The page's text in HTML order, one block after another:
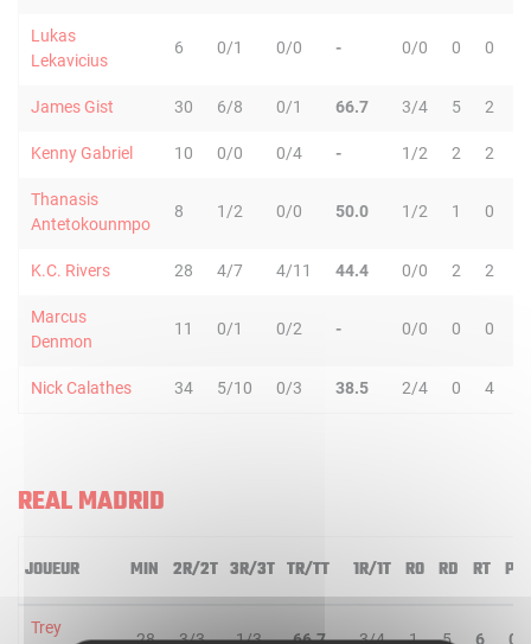
Lukas
Lekavicius
6 0/1 0/0 - 0/0 0 0
James Gist 30 6/8 0/1 66.7 3/4 5 2
Kenny Gabriel 10 0/0 0/4 - 1/2 2 2
Thanasis
Antetokounmpo
8 1/2 0/0 50.0 1/2 1 0
K.C. Rivers 28 4/7 4/11 44.4 0/0 2 2
Marcus
Denmon
11 0/1 0/2 - 0/0 0 0
Nick Calathes 34 5/10 0/3 38.5 2/4 0 4
REAL MADRID
JOUEUR MIN 2R/2T 3R/3T TR/TT 1R/1T RO RD RT PD
Trey
28 3/3 1/3 66.7 3/4 1 5 6 0